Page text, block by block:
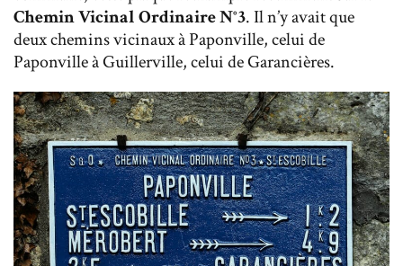
Chemin Vicinal Ordinaire N°3. Il n’y avait que
deux chemins vicinaux à Paponville, celui de
Paponville à Guillerville, celui de Garancières.